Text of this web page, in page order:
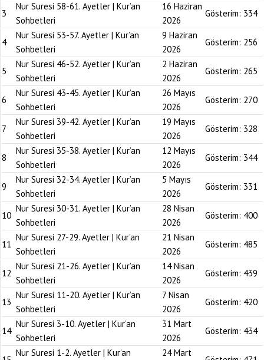
3
Nur Suresi 58-61. Ayetler | Kur’an
Sohbetleri
16 Haziran
2026
Gösterim: 334
4
Nur Suresi 53-57. Ayetler | Kur’an
Sohbetleri
9 Haziran
2026
Gösterim: 256
5
Nur Suresi 46-52. Ayetler | Kur’an
Sohbetleri
2 Haziran
2026
Gösterim: 265
6
Nur Suresi 43-45. Ayetler | Kur’an
Sohbetleri
26 Mayıs
2026
Gösterim: 270
7
Nur Suresi 39-42. Ayetler | Kur’an
Sohbetleri
19 Mayıs
2026
Gösterim: 328
8
Nur Suresi 35-38. Ayetler | Kur’an
Sohbetleri
12 Mayıs
2026
Gösterim: 344
9
Nur Suresi 32-34. Ayetler | Kur’an
Sohbetleri
5 Mayıs
2026
Gösterim: 331
10
Nur Suresi 30-31. Ayetler | Kur’an
Sohbetleri
28 Nisan
2026
Gösterim: 400
11
Nur Suresi 27-29. Ayetler | Kur’an
Sohbetleri
21 Nisan
2026
Gösterim: 485
12
Nur Suresi 21-26. Ayetler | Kur’an
Sohbetleri
14 Nisan
2026
Gösterim: 439
13
Nur Suresi 11-20. Ayetler | Kur’an
Sohbetleri
7 Nisan
2026
Gösterim: 420
14
Nur Suresi 3-10. Ayetler | Kur’an
Sohbetleri
31 Mart
2026
Gösterim: 434
Nur Suresi 1-2. Ayetler | Kur’an
24 Mart